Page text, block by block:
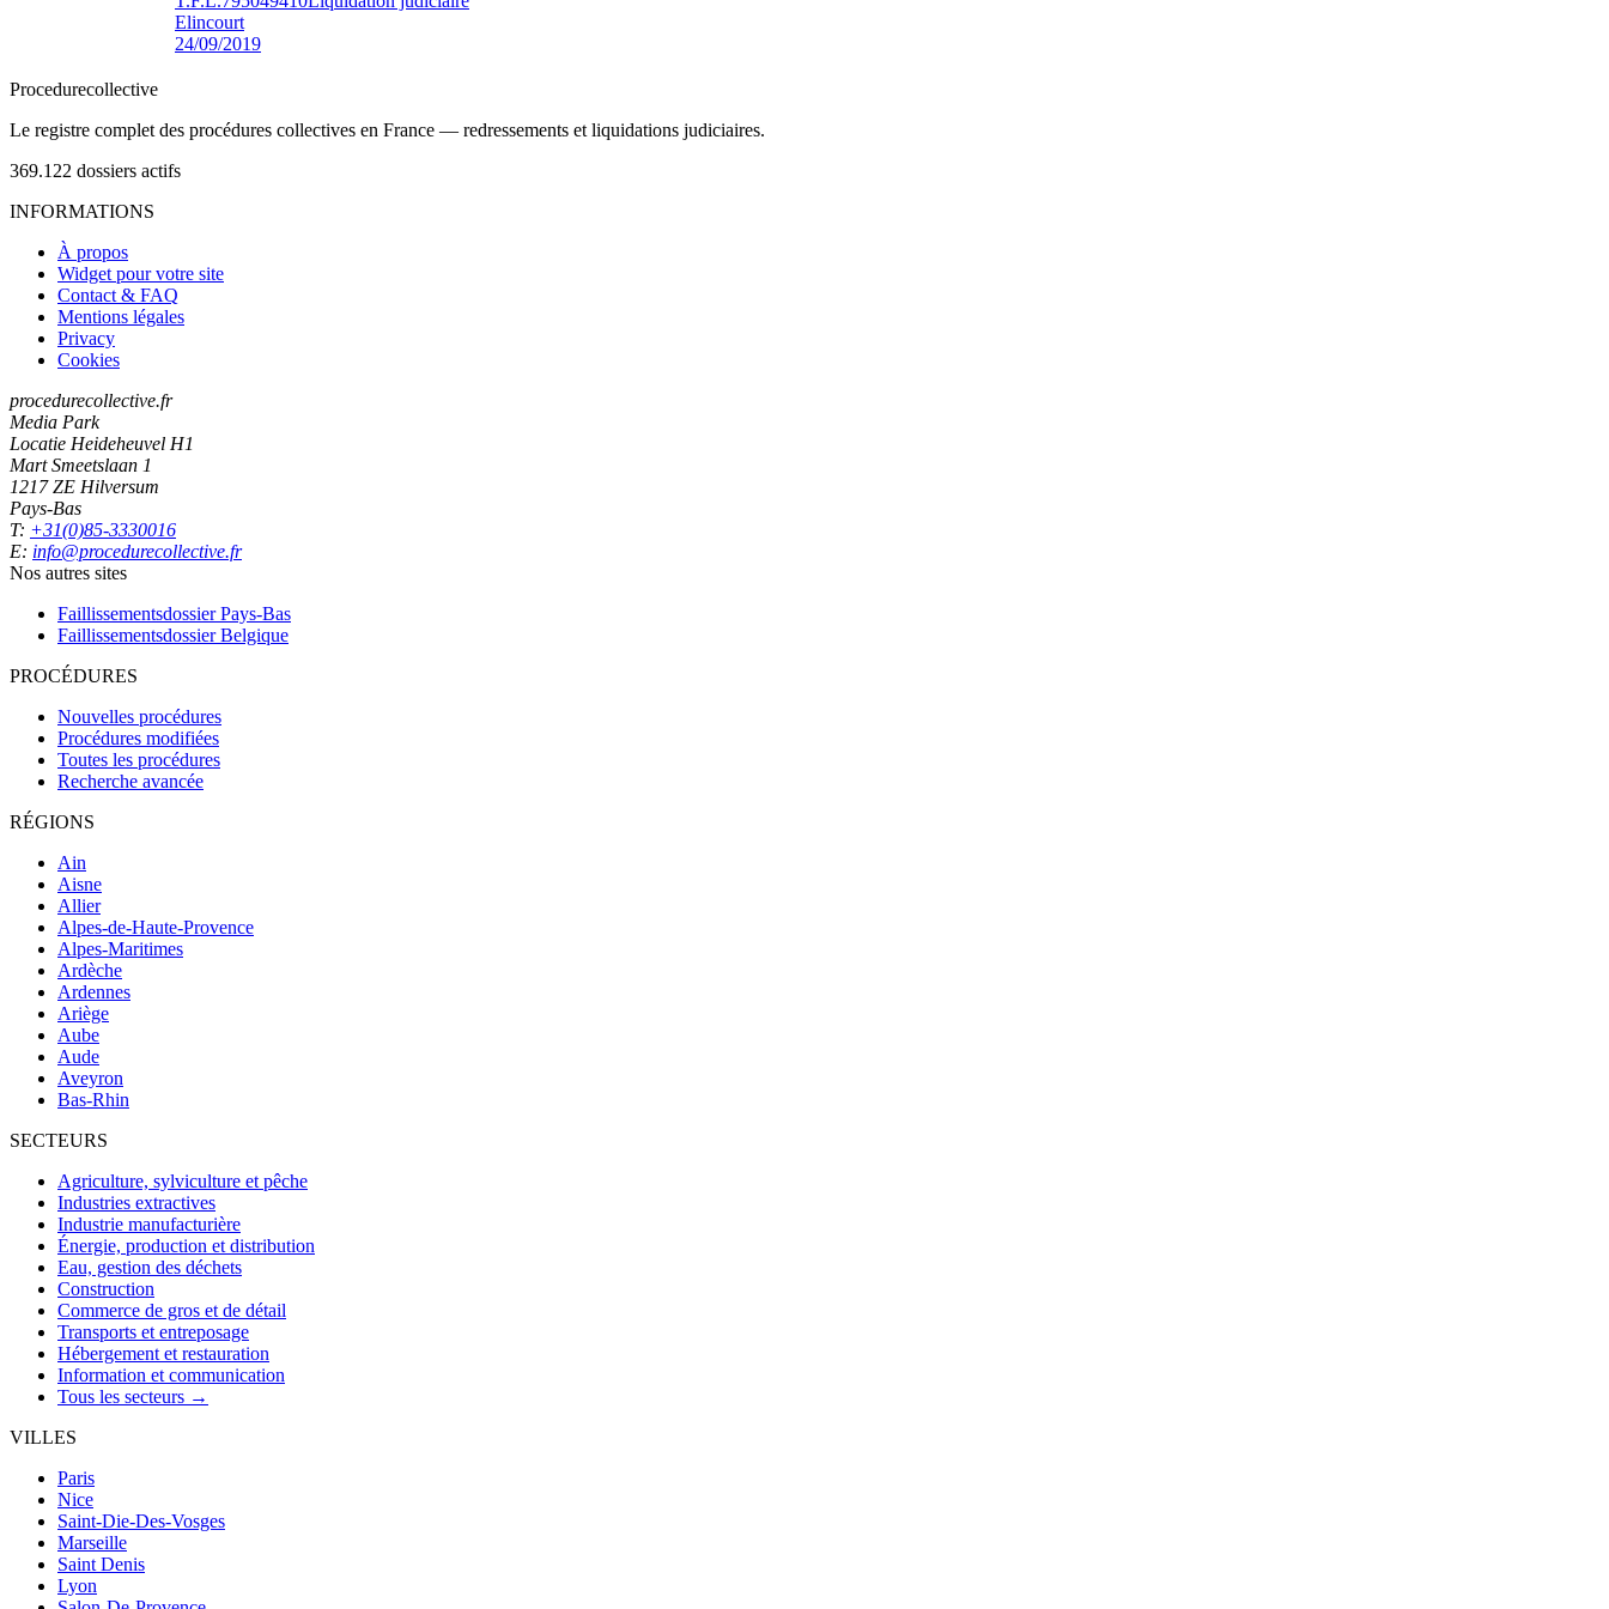
Elincourt
24/09/2019
Procedurecollective
Le registre complet des procédures collectives en France — redressements et liquidations judiciaires.
369.122 dossiers actifs
INFORMATIONS
À propos
Widget pour votre site
Contact & FAQ
Mentions légales
Privacy
Cookies
procedurecollective.fr
Media Park
Locatie Heideheuvel H1
Mart Smeetslaan 1
1217 ZE Hilversum
Pays-Bas
T: +31(0)85-3330016
E: info@procedurecollective.fr
Nos autres sites
Faillissementsdossier Pays-Bas
Faillissementsdossier Belgique
PROCÉDURES
Nouvelles procédures
Procédures modifiées
Toutes les procédures
Recherche avancée
RÉGIONS
Ain
Aisne
Allier
Alpes-de-Haute-Provence
Alpes-Maritimes
Ardèche
Ardennes
Ariège
Aube
Aude
Aveyron
Bas-Rhin
SECTEURS
Agriculture, sylviculture et pêche
Industries extractives
Industrie manufacturière
Énergie, production et distribution
Eau, gestion des déchets
Construction
Commerce de gros et de détail
Transports et entreposage
Hébergement et restauration
Information et communication
Tous les secteurs →
VILLES
Paris
Nice
Saint-Die-Des-Vosges
Marseille
Saint Denis
Lyon